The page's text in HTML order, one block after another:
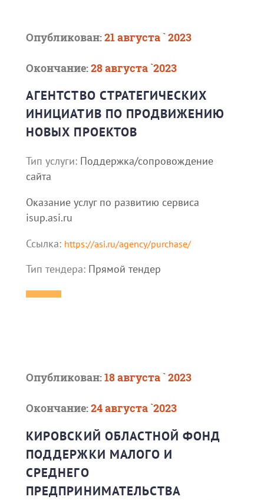
Опубликован:21 августа ` 2023
Окончание:28 августа `2023
АГЕНТСТВО СТРАТЕГИЧЕСКИХ
ИНИЦИАТИВ ПО ПРОДВИЖЕНИЮ
НОВЫХ ПРОЕКТОВ
Тип услуги: Поддержка/сопровождение
сайта
Оказание услуг по развитию сервиса
isup.asi.ru
Ссылка: https://asi.ru/agency/purchase/
Тип тендера: Прямой тендер
Опубликован:18 августа ` 2023
Окончание:24 августа `2023
КИРОВСКИЙ ОБЛАСТНОЙ ФОНД
ПОДДЕРЖКИ МАЛОГО И
СРЕДНЕГО
ПРЕДПРИНИМАТЕЛЬСТВА